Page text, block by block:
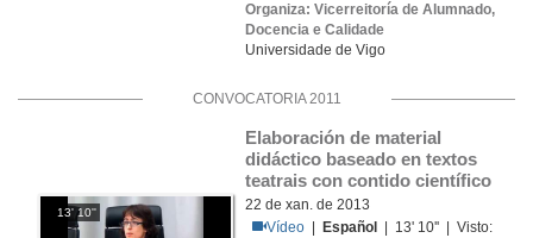
Organiza: Vicerreitoría de Alumnado,
Docencia e Calidade
Universidade de Vigo
CONVOCATORIA 2011
13' 10''
Elaboración de material
didáctico baseado en textos
teatrais con contido científico
22 de xan. de 2013
Vídeo
Español
| 13' 10'' | Visto: